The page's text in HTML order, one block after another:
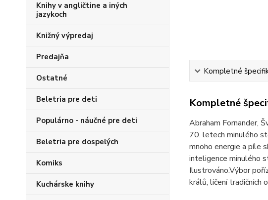
Knihy v angličtine a iných
jazykoch
Knižný výpredaj
Predajňa
Ostatné
Beletria pre deti
Populárno - náučné pre deti
Beletria pre dospelých
Komiks
Kuchárske knihy
Kompletné
Kompletné
Abraham Fornander,
70. letech minulého
mnoho energie a píle
inteligence minulého
Ilustrováno.Výbor
králů, líčení tradičních